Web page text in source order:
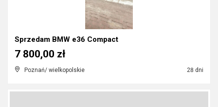
Sprzedam BMW e36 Compact
Poznań/ wielkopolskie 28 dni
7 800,00 zł